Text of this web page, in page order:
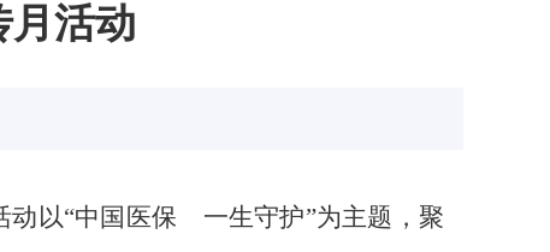
月活动
动以“中国医保 一生守护”为主题，聚